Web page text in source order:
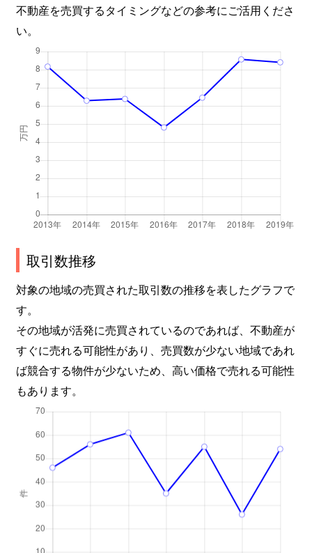
不動産を売買するタイミングなどの参考にご活用くださ
い。
取引数推移
対象の地域の売買された取引数の推移を表したグラフで
す。
その地域が活発に売買されているのであれば、不動産が
すぐに売れる可能性があり、売買数が少ない地域であれ
ば競合する物件が少ないため、高い価格で売れる可能性
もあります。